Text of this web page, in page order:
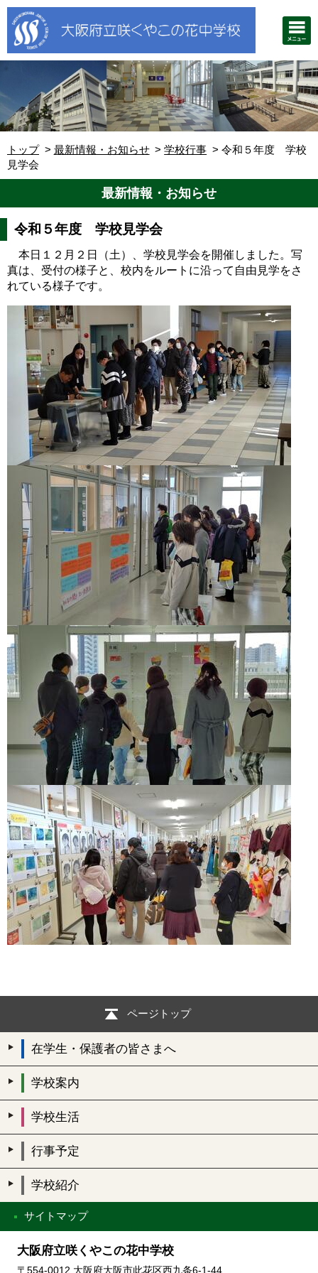
トップ 最新情報・お知らせ 学校行事
令和５年度 学校
見学会
最新情報・お知らせ
令和５年度 学校見学会
本日１２月２日（土）、学校見学会を開催しました。写
真は、受付の様子と、校内をルートに沿って自由見学をさ
れている様子です。
ページトップ
在学生・保護者の皆さまへ
学校案内
学校生活
行事予定
学校紹介
サイトマップ
大阪府立咲くやこの花中学校
〒554-0012 大阪府大阪市此花区西九条6-1-44